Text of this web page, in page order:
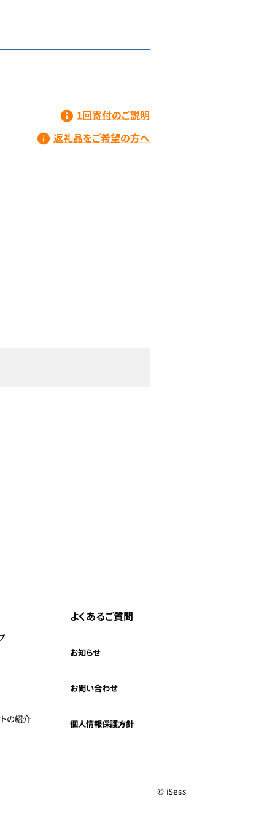
1回寄付のご説明
返礼品をご希望の方へ
の紹介
よくあるご質問
お知らせ
お問い合わせ
個人情報保護方針
© iSess